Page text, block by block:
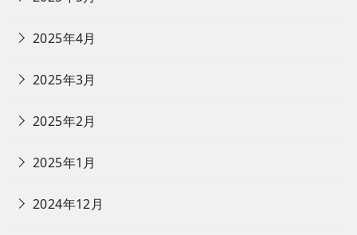
2025年4月
2025年3月
2025年2月
2025年1月
2024年12月